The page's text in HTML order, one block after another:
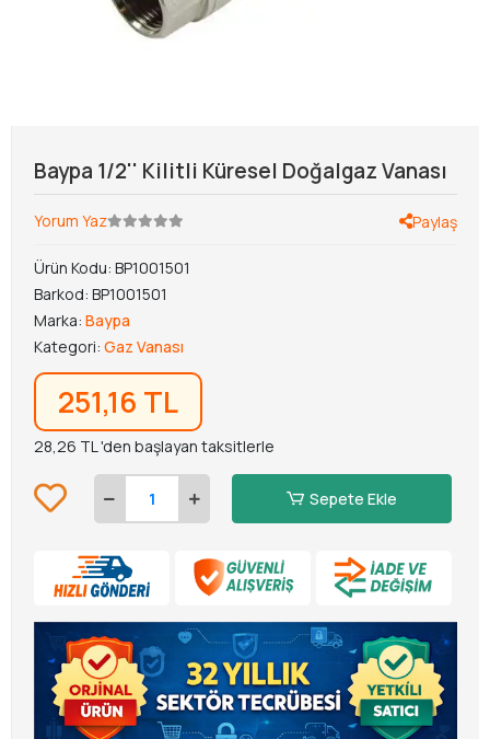
Baypa 1/2'' Kilitli Küresel Doğalgaz Vanası
Yorum Yaz Paylaş
Ürün Kodu: BP1001501
Barkod: BP1001501
Marka: Baypa
Kategori: Gaz Vanası
251,16 TL
28,26 TL 'den başlayan taksitlerle
Sepete Ekle